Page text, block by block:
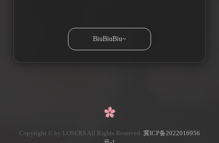
Copyright © by LOSERS All Rights Reserved. 冀ICP备2022016956